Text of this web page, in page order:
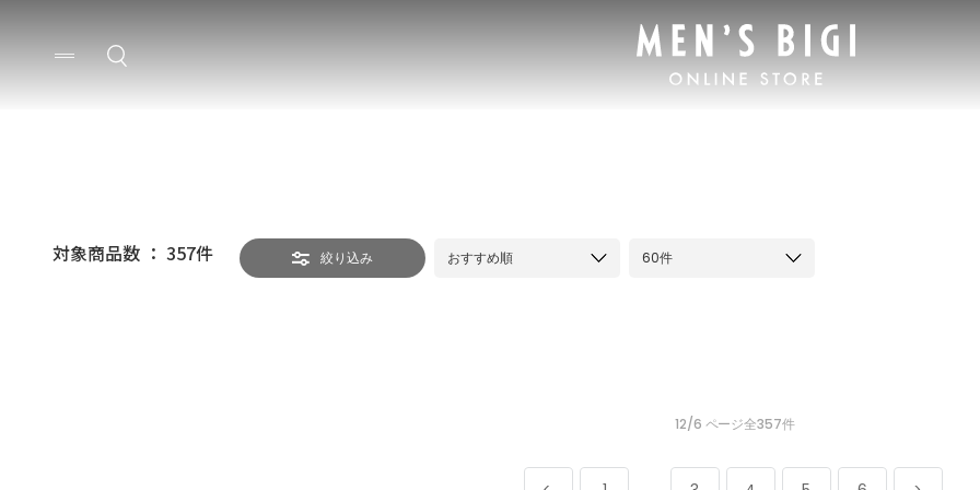
対象商品数 ： 357件 絞り込み おすすめ順 60件
12/6 ページ全357件